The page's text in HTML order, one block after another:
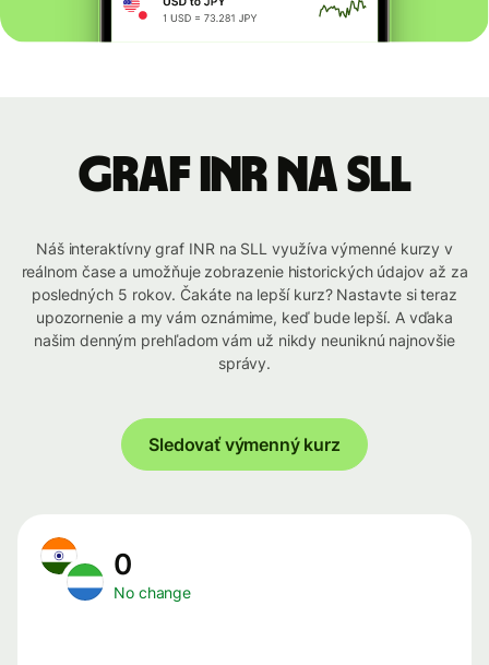
graf INR na SLL
Náš interaktívny graf INR na SLL využíva výmenné kurzy v
reálnom čase a umožňuje zobrazenie historických údajov až za
posledných 5 rokov. Čakáte na lepší kurz? Nastavte si teraz
upozornenie a my vám oznámime, keď bude lepší. A vďaka
našim denným prehľadom vám už nikdy neuniknú najnovšie
správy.
Sledovať výmenný kurz
0
No change